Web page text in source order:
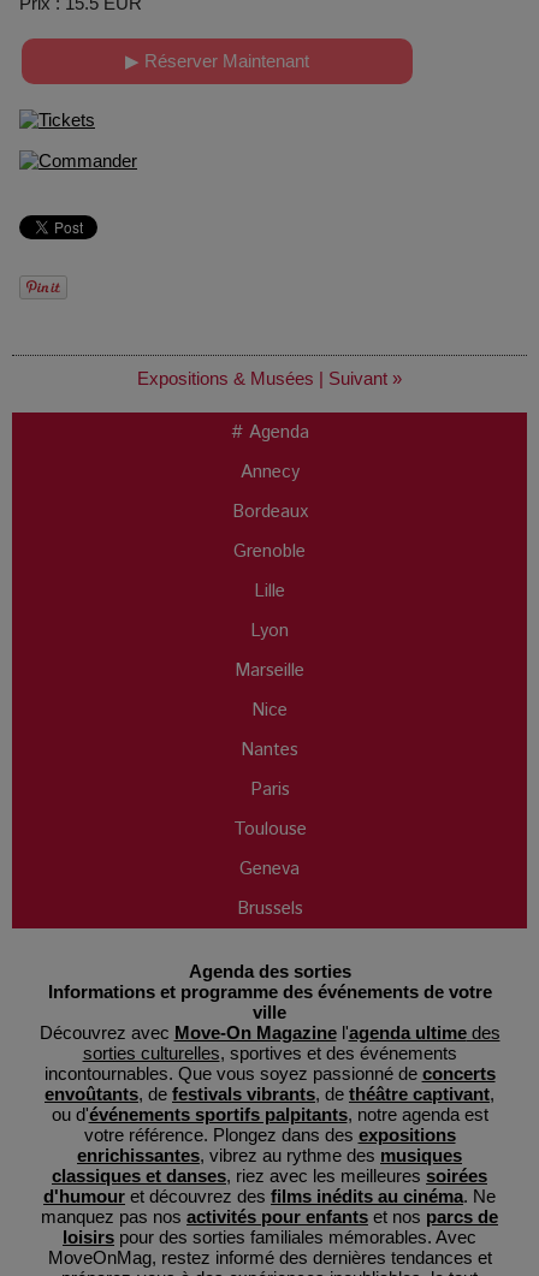
▶ Réserver Maintenant
Expositions & Musées | Suivant »
# Agenda
Annecy
Bordeaux
Grenoble
Lille
Lyon
Marseille
Nice
Nantes
Paris
Toulouse
Geneva
Brussels
Agenda des sorties
Informations et programme des événements de votre
ville
Découvrez avec Move-On Magazinel'agenda ultimedes
sorties culturelles, sportives et des événements
incontournables. Que vous soyez passionné de concerts
envoûtants, de festivals vibrants, de théâtre captivant,
ou d'événements sportifs palpitants, notre agenda est
votre référence. Plongez dans des expositions
enrichissantes, vibrez au rythme des musiques
classiques et danses, riez avec les meilleures soirées
d'humour et découvrez des films inédits au cinéma. Ne
manquez pas nos activités pour enfants et nos parcs de
loisirs pour des sorties familiales mémorables. Avec
MoveOnMag, restez informé des dernières tendances et